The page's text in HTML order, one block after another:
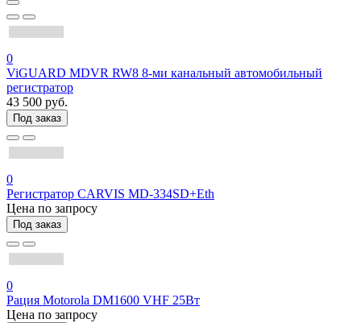
0
ViGUARD MDVR RW8 8-ми канальный автомобильный
регистратор
43 500 руб.
Под заказ
0
Регистратор CARVIS MD-334SD+Eth
Цена по запросу
Под заказ
0
Рация Motorola DM1600 VHF 25Вт
Цена по запросу